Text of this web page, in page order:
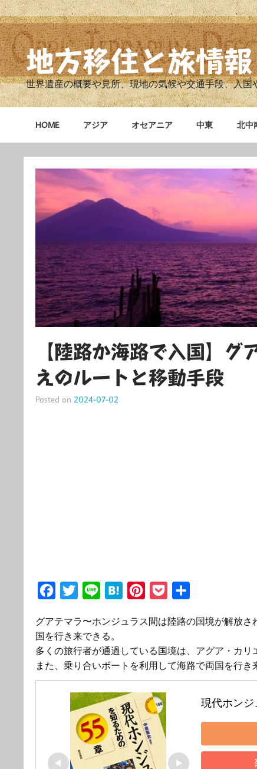
Skip
to
content
地方移住と旅情報
世界遺産の概要や見所、現地の気候や交通手段、入
HOME アジア オセアニア 中東 北中
【陸路か海路で入国】グ
えのルートと移動手段
Posted on 2024-07-02
c
e
o
i
t
t
e
r
n
e
t
n
a
n
e
r
e
s
t
c
e
t
グアテマラ〜ホンジュラス間は陸路の国境が解放
国を行き来できる。
多くの旅行者が通過している国境は、アグア・カリ
また、乗り合いボートを利用して海路で両国を行き
現代ホンジ